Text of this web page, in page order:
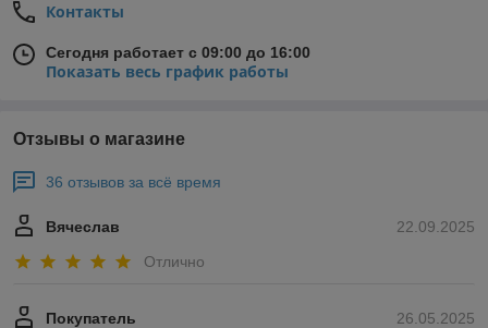
Контакты
Сегодня работает с 09:00 до 16:00
Показать весь график работы
Отзывы о магазине
36 отзывов за всё время
22.09.2025
Вячеслав
Отлично
26.05.2025
Покупатель